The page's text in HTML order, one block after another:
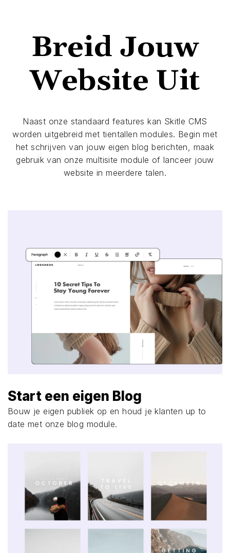
Breid Jouw
Website Uit
Naast onze standaard features kan Skitle CMS
worden uitgebreid met tientallen modules. Begin met
het schrijven van jouw eigen blog berichten, maak
gebruik van onze multisite module of lanceer jouw
website in meerdere talen.
Start een eigen Blog
Bouw je eigen publiek op en houd je klanten up to
date met onze blog module.